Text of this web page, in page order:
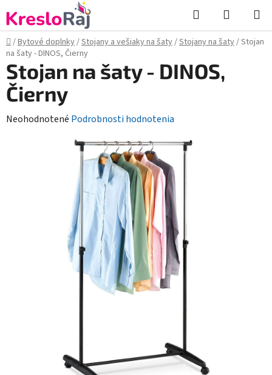
na
obsah
Hľadať
KOŠÍK
Domov
/Bytové doplnky/Stojany a vešiaky na šaty/Stojany na šaty/Stojan
na šaty - DINOS, Čierny
Stojan na šaty - DINOS,
Čierny
Priemerné
Neohodnotené Podrobnosti hodnotenia